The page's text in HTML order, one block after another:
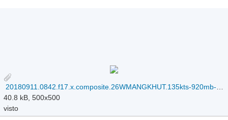
20180911.0842.f17.x.composite.26WMANGKHUT.135kts-920mb-140N-1397E.065pc.jpg
40.8 kB, 500x500
visto